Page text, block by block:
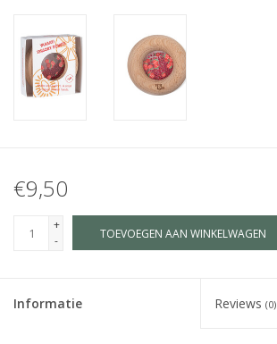
€9,50
+
-
TOEVOEGEN AAN WINKELWAGEN
Informatie Reviews (0)